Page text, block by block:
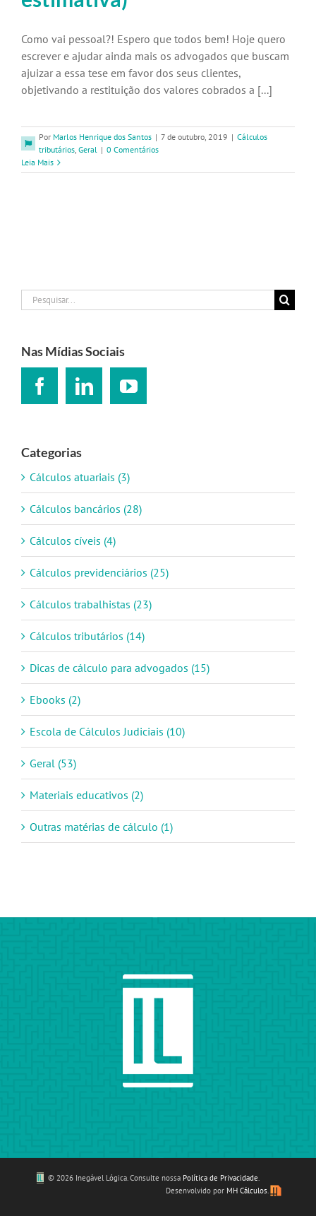
Como vai pessoal?! Espero que todos bem! Hoje quero
escrever e ajudar ainda mais os advogados que buscam
ajuizar a essa tese em favor dos seus clientes,
objetivando a restituição dos valores cobrados a [...]
Por Marlos Henrique dos Santos | 7 de outubro, 2019 | Cálculos
tributários, Geral | 0 Comentários
Leia Mais
Buscar
resultados
Nas Mídias Sociais
Categorias
Cálculos atuariais (3)
Cálculos bancários (28)
Cálculos cíveis (4)
Cálculos previdenciários (25)
Cálculos trabalhistas (23)
Cálculos tributários (14)
Dicas de cálculo para advogados (15)
Ebooks (2)
Escola de Cálculos Judiciais (10)
Geral (53)
Materiais educativos (2)
Outras matérias de cálculo (1)
©2026 Inegável Lógica. Consulte nossa Política de Privacidade.
Desenvolvido por MH Cálculos